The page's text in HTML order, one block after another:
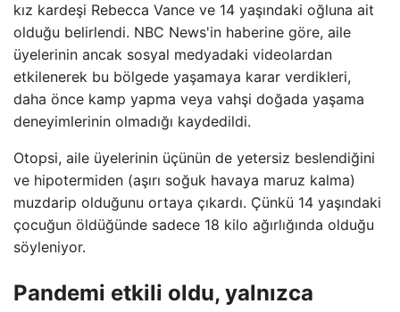
kız kardeşi Rebecca Vance ve 14 yaşındaki oğluna ait
olduğu belirlendi. NBC News'in haberine göre, aile
üyelerinin ancak sosyal medyadaki videolardan
etkilenerek bu bölgede yaşamaya karar verdikleri,
daha önce kamp yapma veya vahşi doğada yaşama
deneyimlerinin olmadığı kaydedildi.
Otopsi, aile üyelerinin üçünün de yetersiz beslendiğini
ve hipotermiden (aşırı soğuk havaya maruz kalma)
muzdarip olduğunu ortaya çıkardı. Çünkü 14 yaşındaki
çocuğun öldüğünde sadece 18 kilo ağırlığında olduğu
söyleniyor.
Pandemi etkili oldu, yalnızca